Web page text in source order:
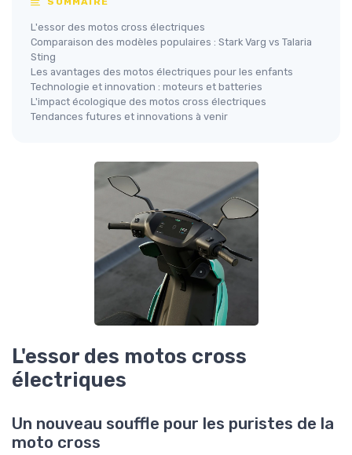
L'essor des motos cross électriques
Comparaison des modèles populaires : Stark Varg vs Talaria
Sting
Les avantages des motos électriques pour les enfants
Technologie et innovation : moteurs et batteries
L'impact écologique des motos cross électriques
Tendances futures et innovations à venir
L'essor des motos cross
électriques
Un nouveau souffle pour les puristes de la
moto cross